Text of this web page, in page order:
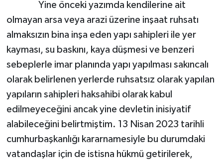
Yine önceki yazımda kendilerine ait
olmayan arsa veya arazi üzerine inşaat ruhsatı
almaksızın bina inşa eden yapı sahipleri ile yer
kayması, su baskını, kaya düşmesi ve benzeri
sebeplerle imar planında yapı yapılması sakıncalı
olarak belirlenen yerlerde ruhsatsız olarak yapılan
yapıların sahipleri haksahibi olarak kabul
edilmeyeceğini ancak yine devletin inisiyatif
alabileceğini belirtmiştim. 13 Nisan 2023 tarihli
cumhurbaşkanlığı kararnamesiyle bu durumdaki
vatandaşlar için de istisna hükmü getirilerek,